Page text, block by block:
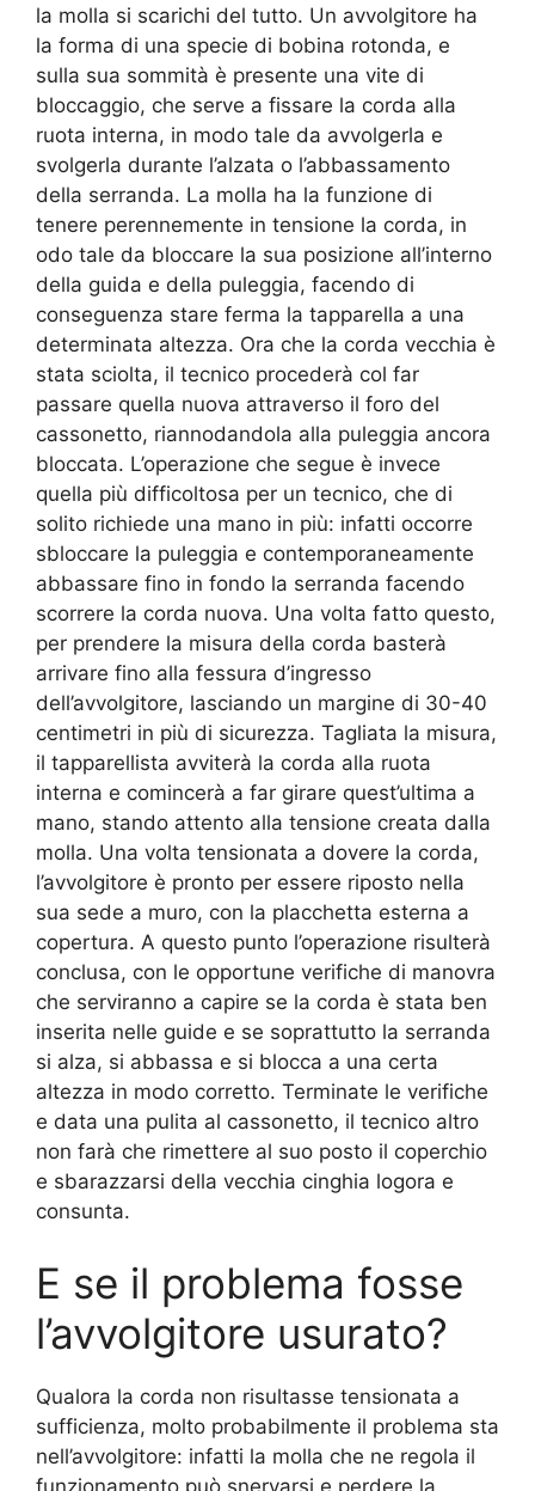
la molla si scarichi del tutto. Un avvolgitore ha
la forma di una specie di bobina rotonda, e
sulla sua sommità è presente una vite di
bloccaggio, che serve a fissare la corda alla
ruota interna, in modo tale da avvolgerla e
svolgerla durante l’alzata o l’abbassamento
della serranda. La molla ha la funzione di
tenere perennemente in tensione la corda, in
odo tale da bloccare la sua posizione all’interno
della guida e della puleggia, facendo di
conseguenza stare ferma la tapparella a una
determinata altezza. Ora che la corda vecchia è
stata sciolta, il tecnico procederà col far
passare quella nuova attraverso il foro del
cassonetto, riannodandola alla puleggia ancora
bloccata. L’operazione che segue è invece
quella più difficoltosa per un tecnico, che di
solito richiede una mano in più: infatti occorre
sbloccare la puleggia e contemporaneamente
abbassare fino in fondo la serranda facendo
scorrere la corda nuova. Una volta fatto questo,
per prendere la misura della corda basterà
arrivare fino alla fessura d’ingresso
dell’avvolgitore, lasciando un margine di 30-40
centimetri in più di sicurezza. Tagliata la misura,
il tapparellista avviterà la corda alla ruota
interna e comincerà a far girare quest’ultima a
mano, stando attento alla tensione creata dalla
molla. Una volta tensionata a dovere la corda,
l’avvolgitore è pronto per essere riposto nella
sua sede a muro, con la placchetta esterna a
copertura. A questo punto l’operazione risulterà
conclusa, con le opportune verifiche di manovra
che serviranno a capire se la corda è stata ben
inserita nelle guide e se soprattutto la serranda
si alza, si abbassa e si blocca a una certa
altezza in modo corretto. Terminate le verifiche
e data una pulita al cassonetto, il tecnico altro
non farà che rimettere al suo posto il coperchio
e sbarazzarsi della vecchia cinghia logora e
consunta.
E se il problema fosse
l’avvolgitore usurato?
Qualora la corda non risultasse tensionata a
sufficienza, molto probabilmente il problema sta
nell’avvolgitore: infatti la molla che ne regola il
funzionamento può snervarsi e perdere la